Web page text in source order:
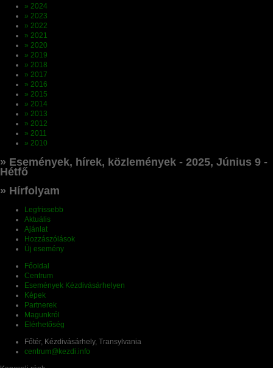
» 2024
» 2023
» 2022
» 2021
» 2020
» 2019
» 2018
» 2017
» 2016
» 2015
» 2014
» 2013
» 2012
» 2011
» 2010
» Események, hírek, közlemények - 2025, Június 9 -
Hétfő
» Hírfolyam
Legfrissebb
Aktuális
Ajánlat
Hozzászólások
Új esemény
Főoldal
Centrum
Események Kézdivásárhelyen
Képek
Partnerek
Magunkról
Elérhetőség
Főtér, Kézdivásárhely, Transylvania
centrum@kezdi.info